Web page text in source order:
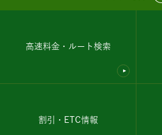
高速料金・ルート検索
割引・ETC情報